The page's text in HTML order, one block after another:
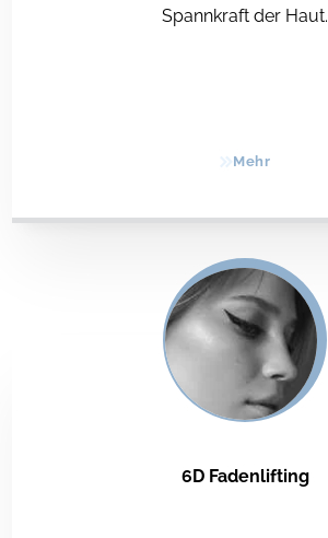
Spannkraft der Haut.
Mehr
6D Fadenlifting